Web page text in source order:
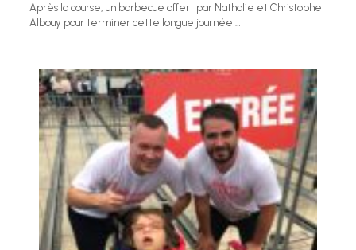
Après la course, un barbecue offert par Nathalie et Christophe
Albouy pour terminer cette longue journée …